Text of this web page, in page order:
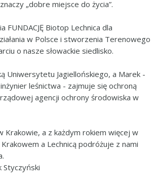
„dobre miejsce do życia”.
FUNDACJĘ Biotop Lechnica dla
w Polsce i stworzenia Terenowego
o nasze słowackie siedlisko.
Uniwersytetu Jagiellońskiego, a Marek -
leśnictwa - zajmuje się ochroną
agencji ochrony środowiska w
Krakowie, a z każdym rokiem więcej w
a Lechnicą podróżuje z nami
Styczyński